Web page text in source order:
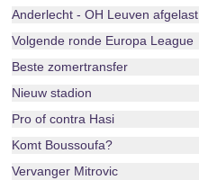
Anderlecht - OH Leuven afgelast
Volgende ronde Europa League
Beste zomertransfer
Nieuw stadion
Pro of contra Hasi
Komt Boussoufa?
Vervanger Mitrovic